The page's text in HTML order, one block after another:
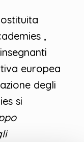
,
europea
degli
si